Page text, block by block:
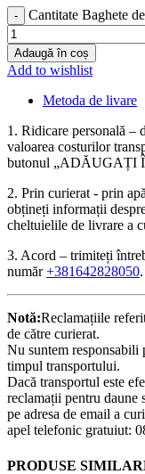
Cantitate Baghete
Adaugă în coș
Add to wishlist
Metoda de livare
1. Ridicare personală –
valoarea costurilor
butonul „ADĂUGAȚI
2. Prin curierat - prin
obțineți informații
cheltuielile de livrare a
3. Acord – trimiteți
număr+381642828050.
Notă:Reclamațiile
de către curierat.
Nu suntem responsabili
timpul transportului.
Dacă transportul este
reclamații pentru daune
pe adresa de email a
apel telefonic gratuiut:
PRODUSE